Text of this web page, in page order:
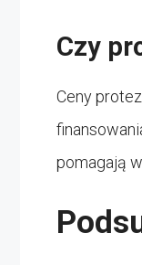
Czy
Ceny
pomagają